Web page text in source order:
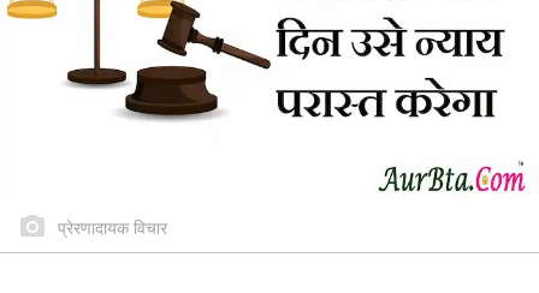
प्रेरणादायक विचार